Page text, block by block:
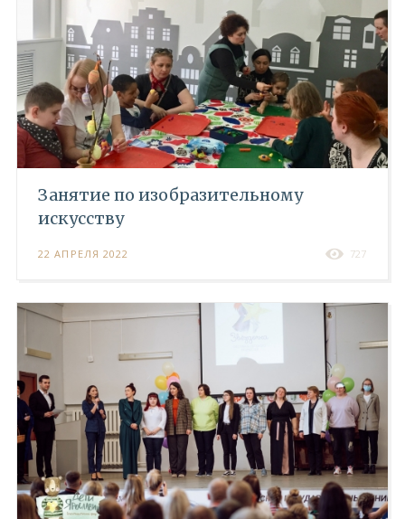
Занятие по изобразительному
искусству
22 АПРЕЛЯ 2022 727